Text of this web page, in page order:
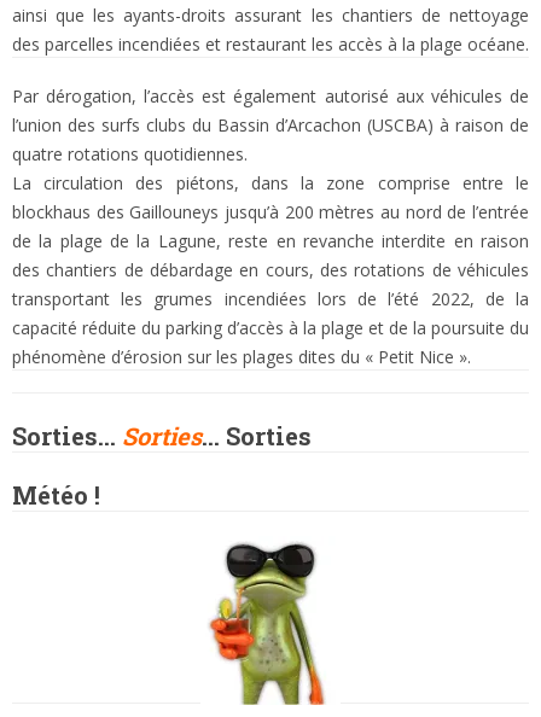
ainsi que les ayants-droits assurant les chantiers de nettoyage
des parcelles incendiées et restaurant les accès à la plage océane.
Par dérogation, l’accès est également autorisé aux véhicules de
l’union des surfs clubs du Bassin d’Arcachon (USCBA) à raison de
quatre rotations quotidiennes.
La circulation des piétons, dans la zone comprise entre le
blockhaus des Gaillouneys jusqu’à 200 mètres au nord de l’entrée
de la plage de la Lagune, reste en revanche interdite en raison
des chantiers de débardage en cours, des rotations de véhicules
transportant les grumes incendiées lors de l’été 2022, de la
capacité réduite du parking d’accès à la plage et de la poursuite du
phénomène d’érosion sur les plages dites du « Petit Nice ».
Sorties… Sorties… Sorties
Météo !